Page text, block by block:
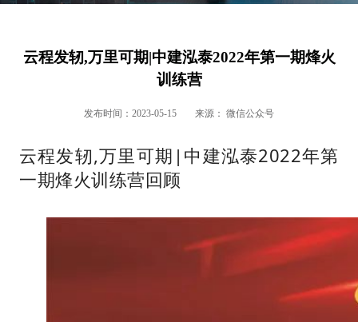
云程发轫,万里可期|中建泓泰2022年第一期烽火
训练营
发布时间：2023-05-15 来源： 微信公众号
云程发轫,万里可期|中建泓泰2022年第
一期烽火训练营回顾